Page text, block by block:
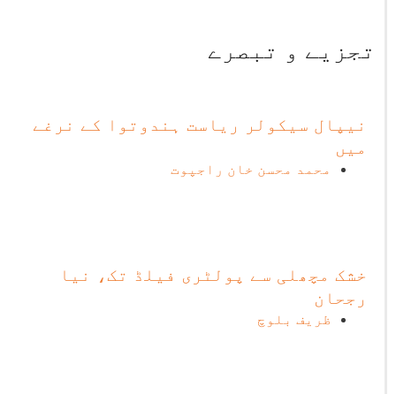
تجزیے و تبصرے
نیپال سیکولر ریاست ہندوتوا کے نرغے
میں
محمد محسن خان راجپوت
خشک مچھلی سے پولٹری فیلڈ تک، نیا
رجحان
ظریف بلوچ